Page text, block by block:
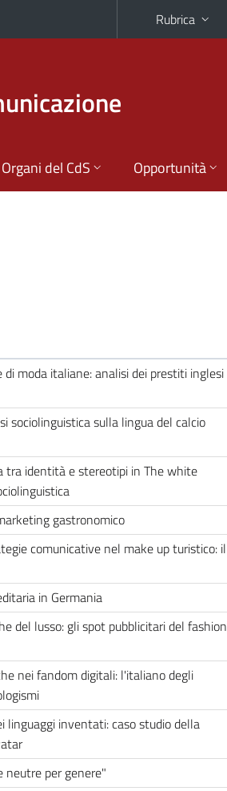
Rubrica
Organi del CdS Opportunità
moda italiane: analisi dei prestiti inglesi
sociolinguistica sulla lingua del calcio
tra identità e stereotipi in The white
gastronomico
comunicative nel make up turistico: il
in Germania
del lusso: gli spot pubblicitari del fashion
nei fandom digitali: l'italiano degli
linguaggi inventati: caso studio della
neutre per genere"